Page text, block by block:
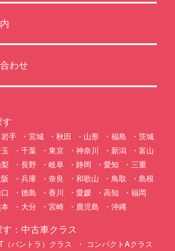
わせ
岩手 宮城 秋田 山形 福島
茨城
千葉 東京 神奈川 新潟
富山
長野 岐阜 静岡 愛知
三重
兵庫 奈良 和歌山 鳥取
島根
徳島 香川 愛媛 高知
福岡
大分 宮崎 鹿児島 沖縄
：中古車クラス
（バントラ）クラス
コンパクトAクラス